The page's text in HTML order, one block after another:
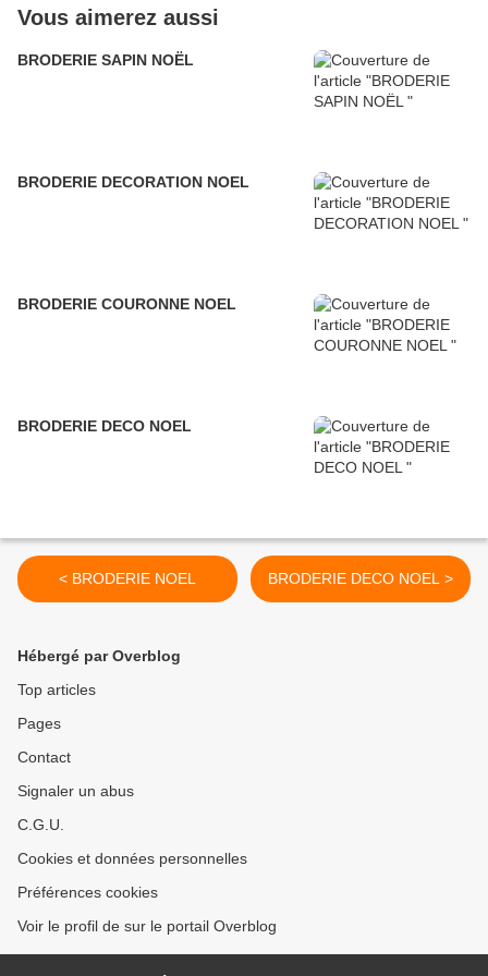
Vous aimerez aussi
BRODERIE SAPIN NOËL
BRODERIE DECORATION NOEL
BRODERIE COURONNE NOEL
BRODERIE DECO NOEL
< BRODERIE NOEL BRODERIE DECO NOEL >
Hébergé par Overblog
Top articles
Pages
Contact
Signaler un abus
C.G.U.
Cookies et données personnelles
Préférences cookies
Voir le profil de sur le portail Overblog